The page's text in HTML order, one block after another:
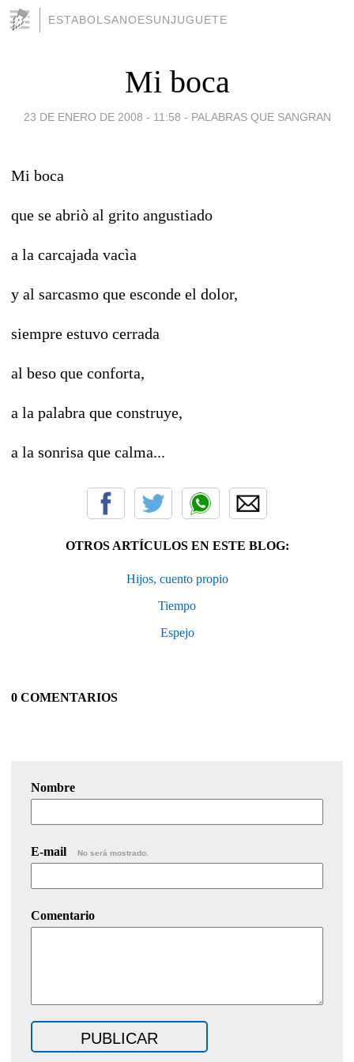
ESTABOLSANOESUNJUGUETE
Mi boca
23 DE ENERO DE 2008 - 11:58 - PALABRAS QUE SANGRAN
Mi boca
que se abriò al grito angustiado
a la carcajada vacìa
y al sarcasmo que esconde el dolor,
siempre estuvo cerrada
al beso que conforta,
a la palabra que construye,
a la sonrisa que calma...
OTROS ARTÍCULOS EN ESTE BLOG:
Hijos, cuento propio
Tiempo
Espejo
0 COMENTARIOS
Nombre
E-mail No será mostrado.
Comentario